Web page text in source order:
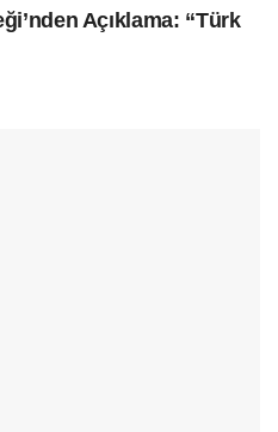
Açıklama: “Türk